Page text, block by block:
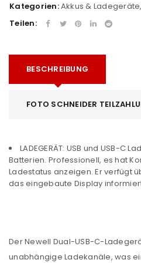
Kategorien:Akkus & Ladegeräte,
Teilen:
BESCHREIBUNG
FOTO SCHNEIDER
LADEGERÄT: USB und USB-C
Batterien. Professionell, es hat
Ladestatus anzeigen. Er verfügt
das eingebaute Display
Der Newell Dual-USB-C-
unabhängige Ladekanäle, was